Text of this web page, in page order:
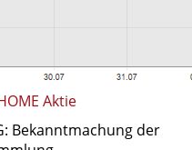
Aktie
Bekanntmachung der